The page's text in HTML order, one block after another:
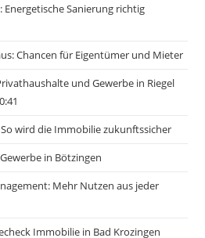
Energetische Sanierung richtig
Chancen für Eigentümer und Mieter
und Gewerbe in Riegel
wird die Immobilie zukunftssicher
in Bötzingen
Mehr Nutzen aus jeder
Immobilie in Bad Krozingen